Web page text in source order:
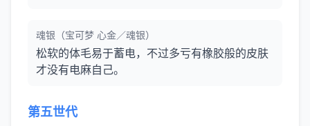
魂银（宝可梦 心金／魂银）
松软的体毛易于蓄电，不过多亏有橡胶般的皮肤
才没有电麻自己。
第五世代